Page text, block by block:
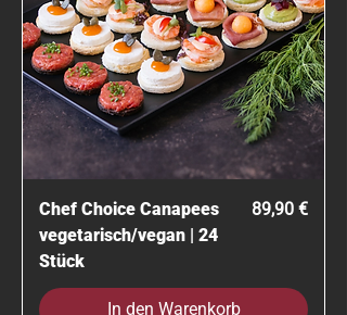
Chef Choice Canapees
vegetarisch/vegan | 24
Stück
Preis
89,90 €
In den Warenkorb